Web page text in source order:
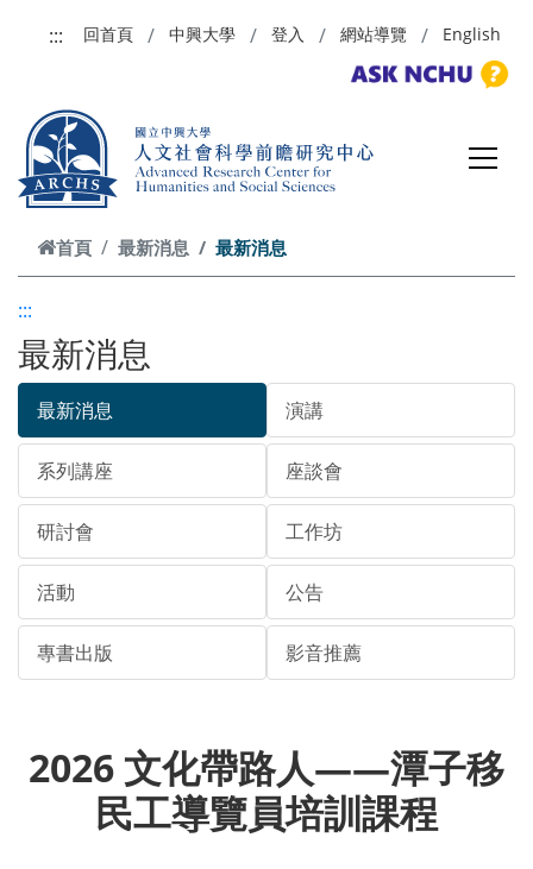
:::
回首頁 中興大學 登入 網站導覽 English
首頁 最新消息 最新消息
:::
最新消息
最新消息 演講
系列講座 座談會
研討會 工作坊
活動 公告
專書出版 影音推薦
2026 文化帶路人——潭子移
民工導覽員培訓課程